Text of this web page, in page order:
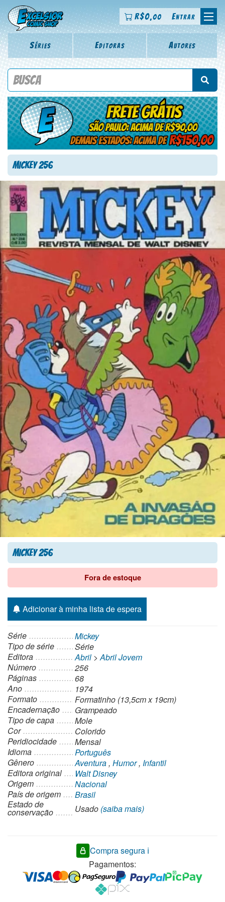
R$0,00 Entrar
Séries Editoras Autores
Procure por título da revista, personagem, série, escritor,
Mickey 256
Mickey 256
Fora de estoque
Adicionar à minha lista de espera
Série
Mickey
Tipo de série
Série
Editora
Abril > Abril Jovem
Número
256
Páginas
68
Ano
1974
Formato
Formatinho (13,5cm x 19cm)
Encadernação
Grampeado
Tipo de capa
Mole
Cor
Colorido
Peridiocidade
Mensal
Idioma
Português
Gênero
Aventura , Humor, Infantil
Editora original
Walt Disney
Origem
Nacional
País de origem
Brasil
Estado de
conservação Usado (saiba mais)
Compra segura ℹ️
Pagamentos: